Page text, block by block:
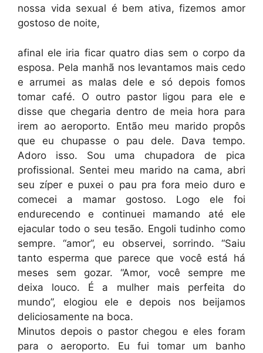
nossa vida sexual é bem ativa, fizemos amor
gostoso de noite,
afinal ele iria ficar quatro dias sem o corpo da
esposa. Pela manhã nos levantamos mais cedo
e arrumei as malas dele e só depois fomos
tomar café. O outro pastor ligou para ele e
disse que chegaria dentro de meia hora para
irem ao aeroporto. Então meu marido propôs
que eu chupasse o pau dele. Dava tempo.
Adoro isso. Sou uma chupadora de pica
profissional. Sentei meu marido na cama, abri
seu zíper e puxei o pau pra fora meio duro e
comecei a mamar gostoso. Logo ele foi
endurecendo e continuei mamando até ele
ejacular todo o seu tesão. Engoli tudinho como
sempre. “amor”, eu observei, sorrindo. “Saiu
tanto esperma que parece que você está há
meses sem gozar. “Amor, você sempre me
deixa louco. É a mulher mais perfeita do
mundo”, elogiou ele e depois nos beijamos
deliciosamente na boca.
Minutos depois o pastor chegou e eles foram
para o aeroporto. Eu fui tomar um banho